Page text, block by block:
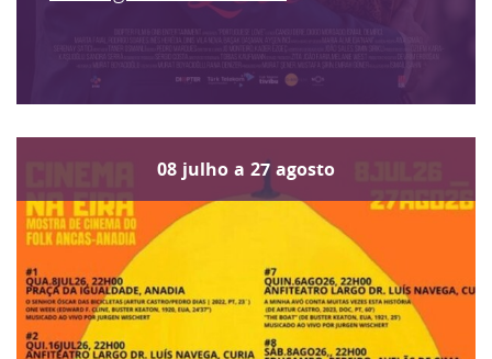
08 julho a 27 agosto